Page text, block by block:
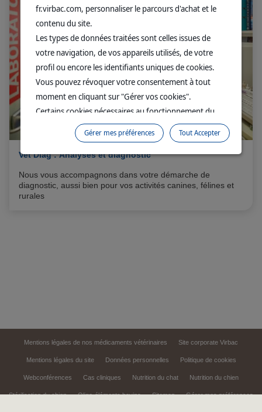
Vet Diag : Analyses et diagnostic
Nous vous accompagnons dans votre démarche de
diagnostic, aussi bien pour vos activités canines, félines et
rurales
Mentions légales de nos médicaments vétérinaires Site corporate Virbac
Mentions légales du site Données personnelles Politique de cookies
Webconférences Cas cliniques Nutrition du chat Nutrition du chien
Stérilisation du chien Oligo-éléments bovins Sitemap Gérer mes préférences
fr.virbac.com, personnaliser le parcours d'achat et le
contenu du site.
Les types de données traitées sont celles issues de
votre navigation, de vos appareils utilisés, de votre
profil ou encore les identifiants uniques de cookies.
Vous pouvez révoquer votre consentement à tout
moment en cliquant sur "Gérer vos cookies".
Certains cookies nécessaires au fonctionnement du
site sont déposés sans votre consentement. Ils
permettent et facilitent votre navigation sur le site. En
cliquant sur “Continuer sans accepter” aucun cookie
soumis à votre consentement ne sera déposé.
Pour plus d'informations, vous pouvez consulter
notre
Tout Accepter
Gérer mes préférences